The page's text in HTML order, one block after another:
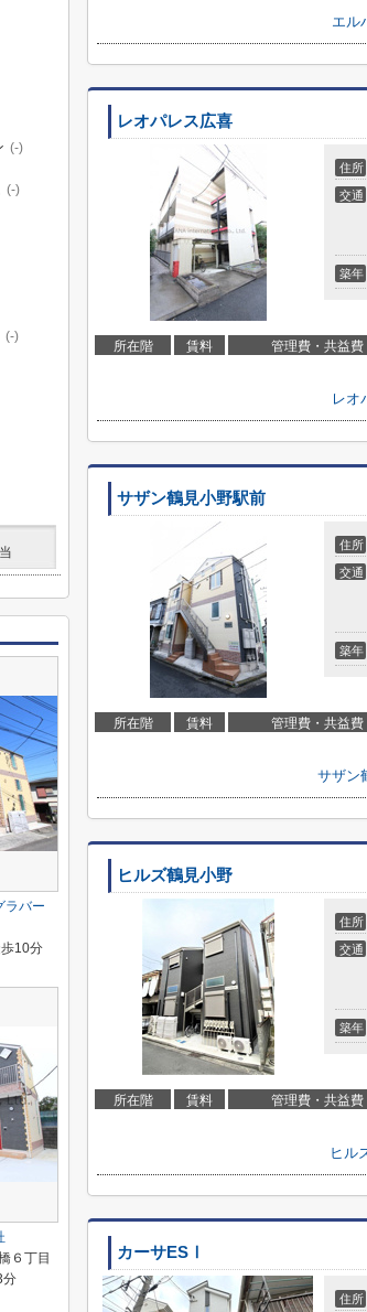
エル
レオパレス広喜
住所
交通
築年
所在階 賃料 管理費・共益費
レオ
サザン鶴見小野駅前
住所
交通
築年
所在階 賃料 管理費・共益費
サザン
ヒルズ鶴見小野
住所
交通
築年
所在階 賃料 管理費・共益費
ヒル
カーサESⅠ
住所
(-)
(-)
(-)
ラバー
10分
６丁目
分